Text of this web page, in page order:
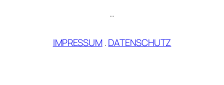
…
IMPRESSUM.DATENSCHUTZ